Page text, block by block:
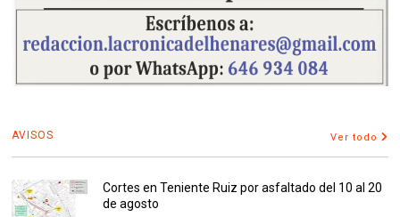
AVISOS Ver todo
Cortes en Teniente Ruiz por asfaltado del 10 al 20
de agosto